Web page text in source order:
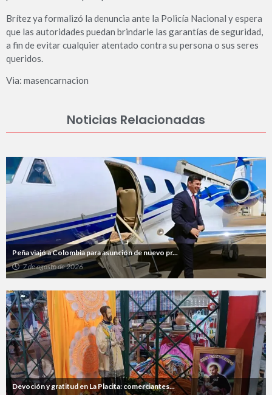
Brítez ya formalizó la denuncia ante la Policía Nacional y espera
que las autoridades puedan brindarle las garantías de seguridad,
a fin de evitar cualquier atentado contra su persona o sus seres
queridos.
Via: masencarnacion
Noticias Relacionadas
Peña viajó a Colombia para asunción de nuevo pr...
7 de agosto de 2026
Devoción y gratitud en La Placita: comerciantes...